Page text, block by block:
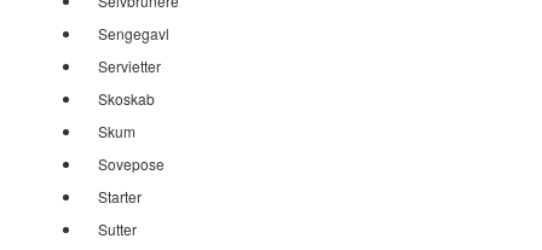
Sengegavl
Servietter
Skoskab
Skum
Sovepose
Starter
Sutter